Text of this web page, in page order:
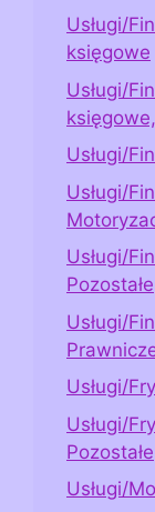
Usługi/
księgowe
Usługi/
Usługi/
Usługi/
Usługi/
Pozostałe
Usługi/
Usługi/
Usługi/
Pozostałe
Usługi/